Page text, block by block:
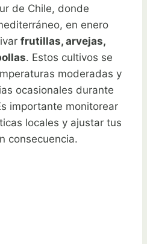
de Chile, donde
en enero
frutillas, arvejas,
. Estos cultivos se
moderadas y
ocasionales durante
importante monitorear
locales y ajustar tus
consecuencia.